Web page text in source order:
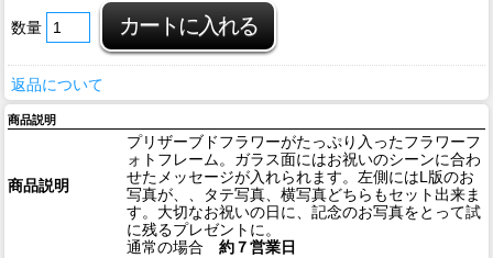
数量
返品について
商品説明
商品説明
プリザーブドフラワーがたっぷり入ったフラワーフ
ォトフレーム。ガラス面にはお祝いのシーンに合わ
せたメッセージが入れられます。左側にはL版のお
写真が、、タテ写真、横写真どちらもセット出来ま
す。大切なお祝いの日に、記念のお写真をとって試
に残るプレゼントに。
通常の場合 約７営業日